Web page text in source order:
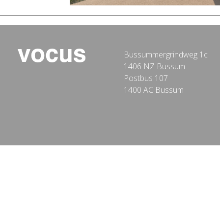
Bussummergrindweg 1c
1406 NZ Bussum
Postbus 107
1400 AC Bussum